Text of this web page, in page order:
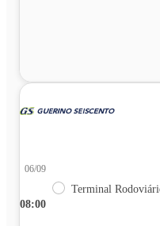
08:00
06/09
Terminal